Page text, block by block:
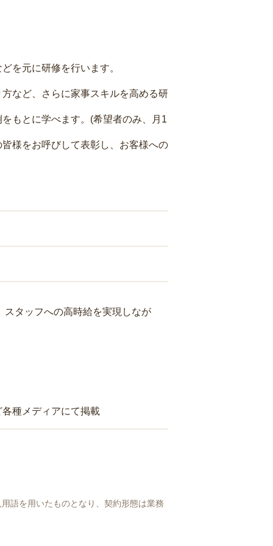
を元に研修を行います。
など、さらに家事スキルを高める研
もとに学べます。(希望者のみ、月1
様をお呼びして表彰し、お客様への
タッフへの高時給を実現しなが
種メディアにて掲載
語を用いたものとなり、契約形態は業務